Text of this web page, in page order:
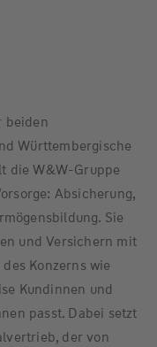
beiden
Württembergische
die W&W-Gruppe
Absicherung,
Sie
und Versichern mit
Konzerns wie
Kundinnen und
passt. Dabei setzt
der von